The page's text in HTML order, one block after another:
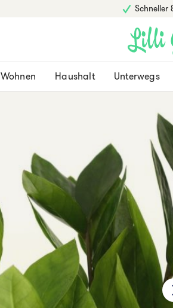
Schneller
Wohnen Haushalt Unterwegs